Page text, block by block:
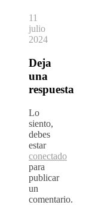
11
julio
2024
Deja
una
respuesta
Lo
siento,
debes
estar
conectado
para
publicar
un
comentario.